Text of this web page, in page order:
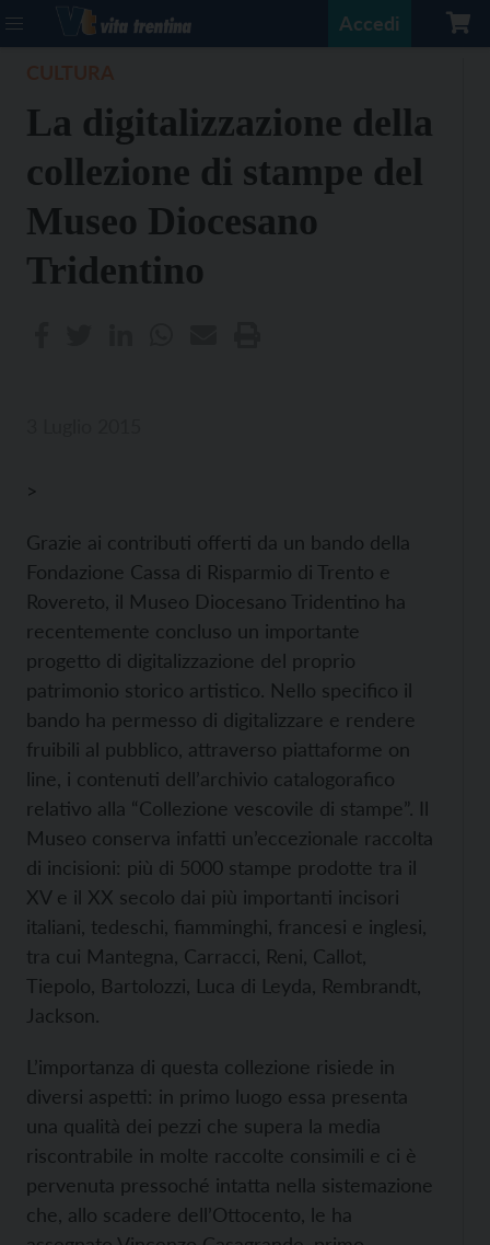
Accedi
La digitalizzazione della
collezione di stampe del
Museo Diocesano
Tridentino
>
Grazie ai contributi offerti da un bando della
Fondazione Cassa di Risparmio di Trento e
Rovereto, il Museo Diocesano Tridentino ha
recentemente concluso un importante
progetto di digitalizzazione del proprio
patrimonio storico artistico. Nello specifico il
bando ha permesso di digitalizzare e rendere
fruibili al pubblico, attraverso piattaforme on
line, i contenuti dell’archivio catalogorafico
relativo alla “Collezione vescovile di stampe”. Il
Museo conserva infatti un’eccezionale raccolta
di incisioni: più di 5000 stampe prodotte tra il
XV e il XX secolo dai più importanti incisori
italiani, tedeschi, fiamminghi, francesi e inglesi,
tra cui Mantegna, Carracci, Reni, Callot,
Tiepolo, Bartolozzi, Luca di Leyda, Rembrandt,
Jackson.
L’importanza di questa collezione risiede in
diversi aspetti: in primo luogo essa presenta
una qualità dei pezzi che supera la media
riscontrabile in molte raccolte consimili e ci è
pervenuta pressoché intatta nella sistemazione
che, allo scadere dell’Ottocento, le ha